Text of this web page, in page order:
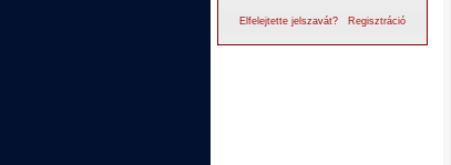
Elfelejtette jelszavát? Regisztráció